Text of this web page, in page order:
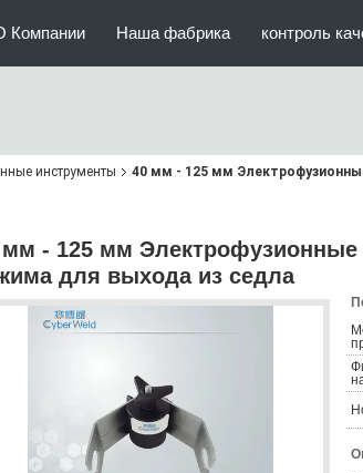
Компании Наша фабрика контроль
инструменты 40 мм - 125 мм
мм - 125 мм
для выхода из седла